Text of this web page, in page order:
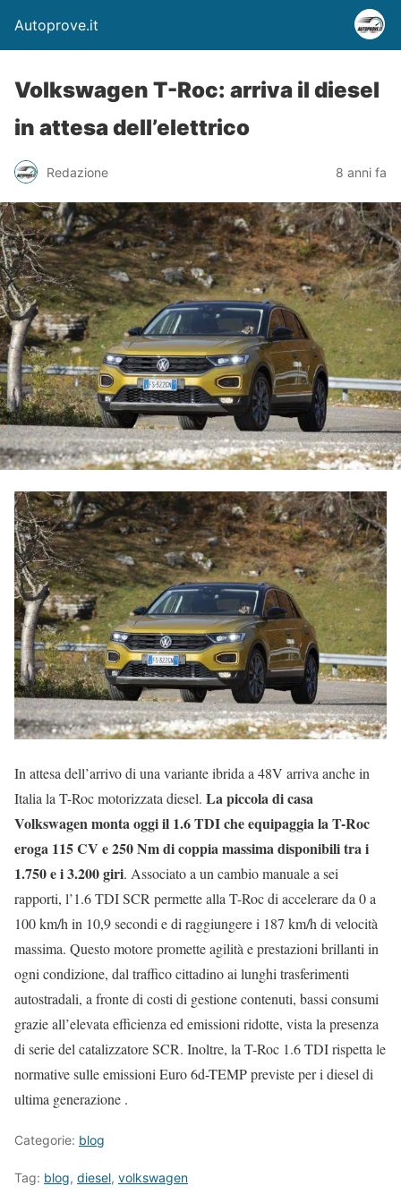
Autoprove.it
Volkswagen T-Roc: arriva il diesel
in attesa dell’elettrico
Redazione 8 anni fa
In attesa dell’arrivo di una variante ibrida a 48V arriva anche in
Italia la T-Roc motorizzata diesel. La piccola di casa
Volkswagen monta oggi il 1.6 TDI che equipaggia la T-Roc
eroga 115 CV e 250 Nm di coppia massima disponibili tra i
1.750 e i 3.200 giri. Associato a un cambio manuale a sei
rapporti, l’1.6 TDI SCR permette alla T-Roc di accelerare da 0 a
100 km/h in 10,9 secondi e di raggiungere i 187 km/h di velocità
massima. Questo motore promette agilità e prestazioni brillanti in
ogni condizione, dal traffico cittadino ai lunghi trasferimenti
autostradali, a fronte di costi di gestione contenuti, bassi consumi
grazie all’elevata efficienza ed emissioni ridotte, vista la presenza
di serie del catalizzatore SCR. Inoltre, la T-Roc 1.6 TDI rispetta le
normative sulle emissioni Euro 6d-TEMP previste per i diesel di
ultima generazione .
Categorie: blog
Tag: blog, diesel, volkswagen